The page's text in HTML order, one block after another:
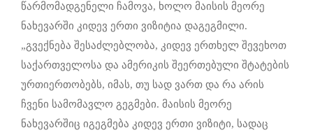
წარმომადგენელი ჩამოვა, ხოლო მაისის მეორე
ნახევარში კიდევ ერთი ვიზიტია დაგეგმილი.
„გვექნება შესაძლებლობა, კიდევ ერთხელ შევეხოთ
საქართველოსა და ამერიკის შეერთებული შტატების
ურთიერთობებს, იმას, თუ სად ვართ და რა არის
ჩვენი სამომავლო გეგმები. მაისის მეორე
ნახევარშიც იგეგმება კიდევ ერთი ვიზიტი, სადაც